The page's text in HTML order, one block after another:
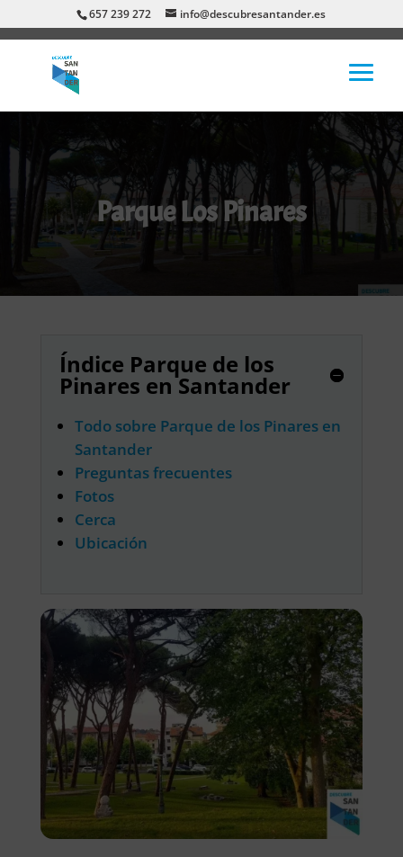
657 239 272 info@descubresantander.es
Parque Los Pinares
Índice Parque de los
Pinares en Santander
Todo sobre Parque de los Pinares en
Santander
Preguntas frecuentes
Fotos
Cerca
Ubicación